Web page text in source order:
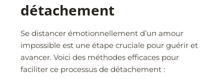
détachement
Se distancer émotionnellement d’un amour
impossible est une étape cruciale pour guérir et
avancer. Voici des méthodes efficaces pour
faciliter ce processus de détachement :